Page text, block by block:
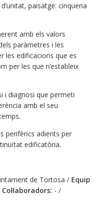
paisatge: cinquena
amb els valors
paràmetres i les
les edificacions que es
per les que n’estableix
i diagnosi que permeti
amb el seu
perifèrics adients per
edificatòria.
de Tortosa / Equip
Col·laboradors: - /